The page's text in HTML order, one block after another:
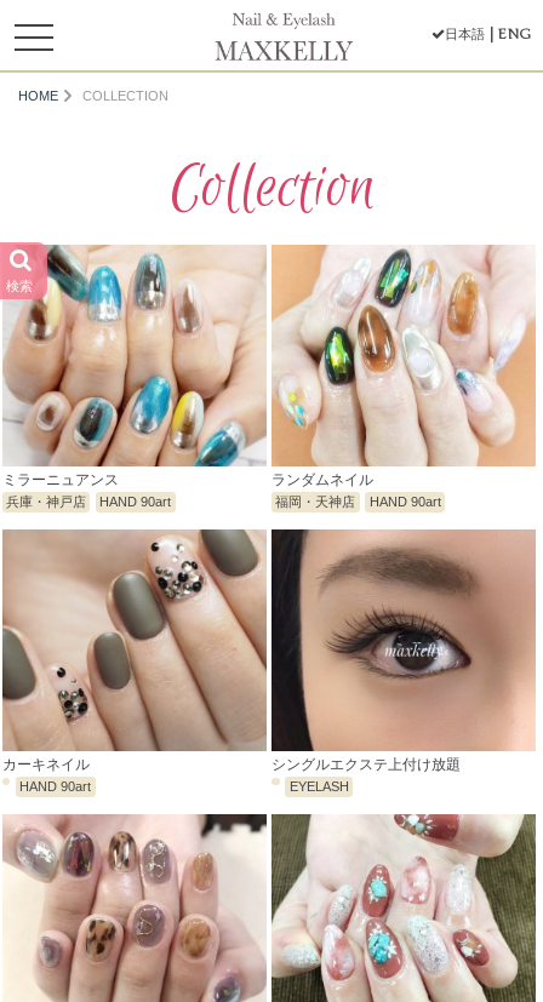
toggle
navigation
日本語 ENG
HOME COLLECTION
Collection
検索
ミラーニュアンス
兵庫・神戸店 HAND 90art
ランダムネイル
福岡・天神店 HAND 90art
カーキネイル
HAND 90art
シングルエクステ上付け放題
EYELASH